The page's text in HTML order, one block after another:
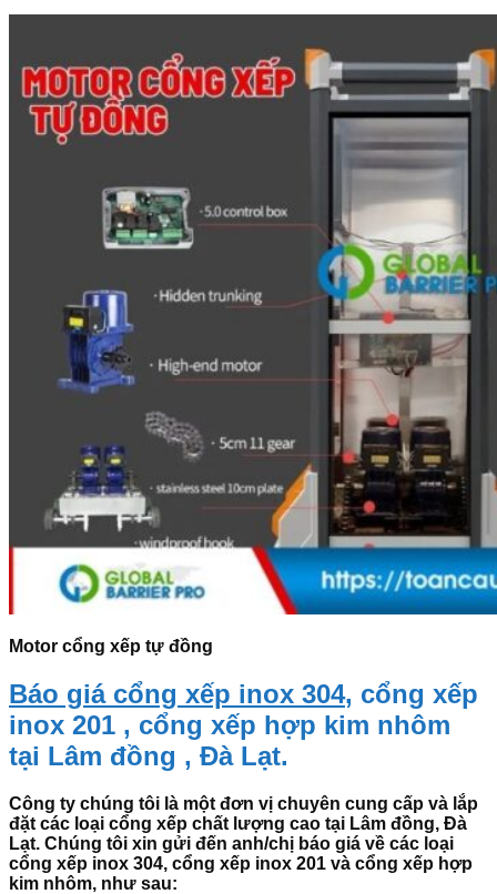
Motor cổng xếp tự đồng
Báo giá cổng xếp inox 304, cổng xếp
inox 201 , cổng xếp hợp kim nhôm
tại Lâm đồng , Đà Lạt.
Công ty chúng tôi là một đơn vị chuyên cung cấp và lắp
đặt các loại cổng xếp chất lượng cao tại Lâm đồng, Đà
Lạt. Chúng tôi xin gửi đến anh/chị báo giá về các loại
cổng xếp inox 304, cổng xếp inox 201 và cổng xếp hợp
kim nhôm, như sau: